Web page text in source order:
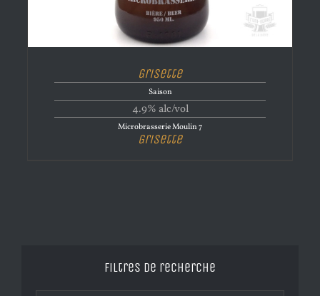
Grisette
Saison
4.9% alc/vol
Microbrasserie Moulin 7
Grisette
Filtres de recherche